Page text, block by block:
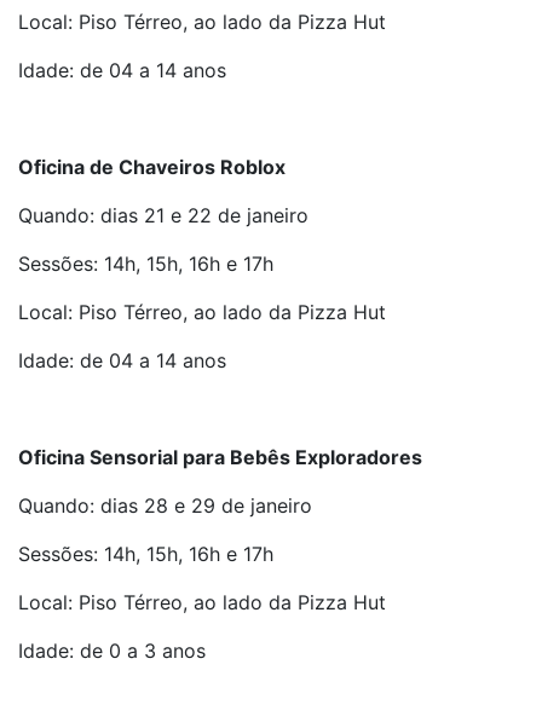
Local: Piso Térreo, ao lado da Pizza Hut
Idade: de 04 a 14 anos
Oficina de Chaveiros Roblox
Quando: dias 21 e 22 de janeiro
Sessões: 14h, 15h, 16h e 17h
Local: Piso Térreo, ao lado da Pizza Hut
Idade: de 04 a 14 anos
Oficina Sensorial para Bebês Exploradores
Quando: dias 28 e 29 de janeiro
Sessões: 14h, 15h, 16h e 17h
Local: Piso Térreo, ao lado da Pizza Hut
Idade: de 0 a 3 anos